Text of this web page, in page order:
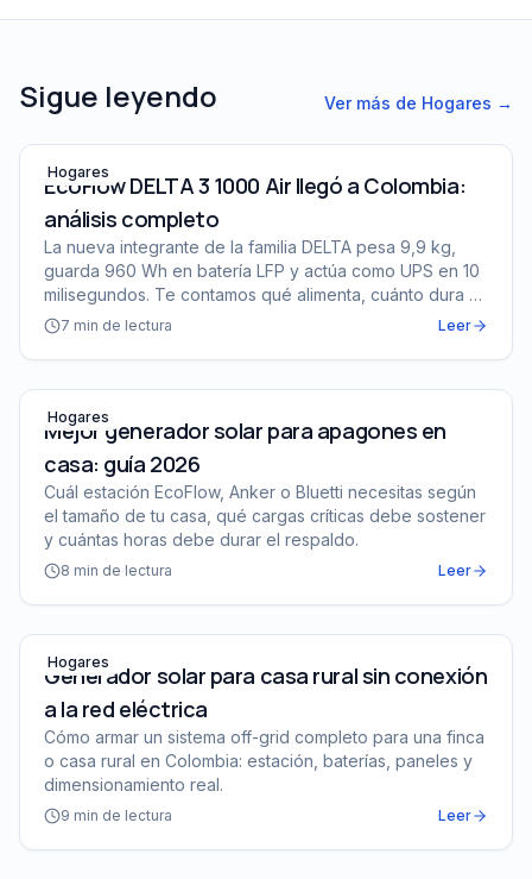
Sigue leyendo Ver más de Hogares →
EcoFlow DELTA 3 1000 Air llegó a Colombia: análisis
Hogares
EcoFlow DELTA 3 1000 Air llegó a Colombia:
análisis completo
La nueva integrante de la familia DELTA pesa 9,9 kg,
guarda 960 Wh en batería LFP y actúa como UPS en 10
milisegundos. Te contamos qué alimenta, cuánto dura y
para quién es (y para quién no).
7 min de lectura Leer
Mejor generador solar para apagones en casa: guía
Hogares
Mejor generador solar para apagones en
casa: guía 2026
Cuál estación EcoFlow, Anker o Bluetti necesitas según
el tamaño de tu casa, qué cargas críticas debe sostener
y cuántas horas debe durar el respaldo.
8 min de lectura Leer
Generador solar para casa rural sin conexión a la red
Hogares
Generador solar para casa rural sin conexión
a la red eléctrica
Cómo armar un sistema off-grid completo para una finca
o casa rural en Colombia: estación, baterías, paneles y
dimensionamiento real.
9 min de lectura Leer